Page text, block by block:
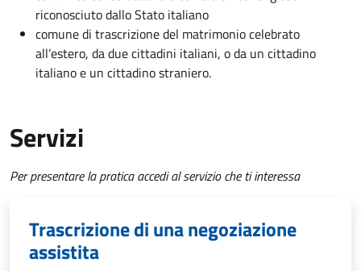
riconosciuto dallo Stato italiano
comune di trascrizione del matrimonio celebrato
all’estero, da due cittadini italiani, o da un cittadino
italiano e un cittadino straniero.
Servizi
Per presentare la pratica accedi al servizio che ti interessa
Trascrizione di una negoziazione
assistita